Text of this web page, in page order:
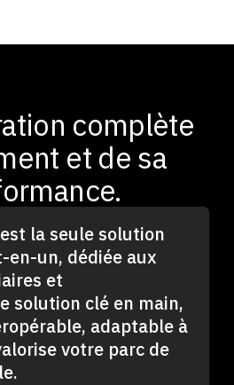
complète
et de sa
la seule solution
un, dédiée aux
et
solution clé en main,
adaptable à
votre parc de